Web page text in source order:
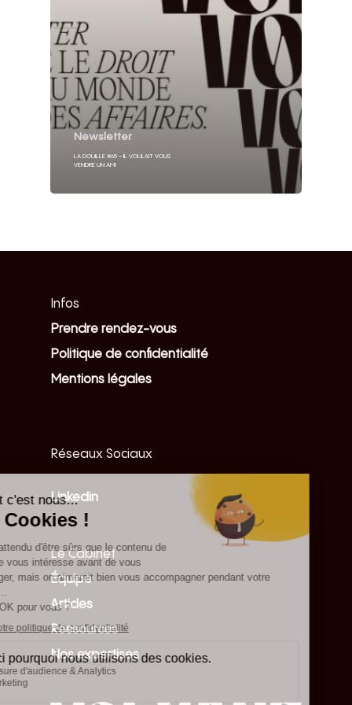
Newsletter
LA DOUILLE #65 – IL VOULAIT VOUS
VENDRE UN AMI
Infos
Prendre rendez-vous
Politique de confidentialité
Mentions légales
Réseaux Sociaux
Linkedin
Le Cabinet
Équipe
Articles
Ressources
Nos expertises